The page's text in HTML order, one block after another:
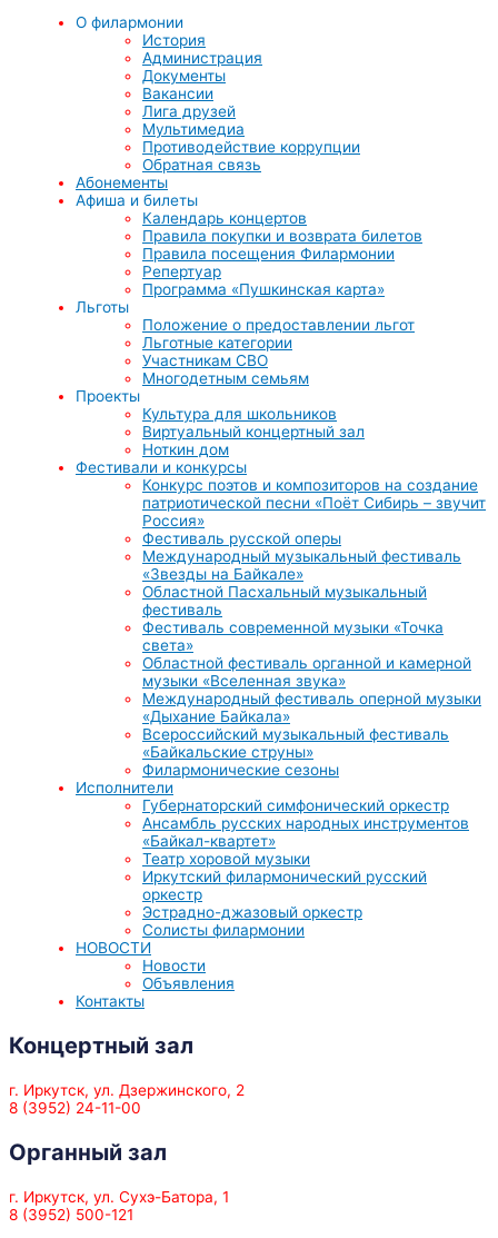
О филармонии
История
Администрация
Документы
Вакансии
Лига друзей
Мультимедиа
Противодействие коррупции
Обратная связь
Абонементы
Афиша и билеты
Календарь концертов
Правила покупки и возврата билетов
Правила посещения Филармонии
Репертуар
Программа «Пушкинская карта»
Льготы
Положение о предоставлении льгот
Льготные категории
Участникам СВО
Многодетным семьям
Проекты
Культура для школьников
Виртуальный концертный зал
Ноткин дом
Фестивали и конкурсы
Конкурс поэтов и композиторов на создание
патриотической песни «Поёт Сибирь – звучит
Россия»
Фестиваль русской оперы
Международный музыкальный фестиваль
«Звезды на Байкале»
Областной Пасхальный музыкальный
фестиваль
Фестиваль современной музыки «Точка
света»
Областной фестиваль органной и камерной
музыки «Вселенная звука»
Международный фестиваль оперной музыки
«Дыхание Байкала»
Всероссийский музыкальный фестиваль
«Байкальские струны»
Филармонические сезоны
Исполнители
Губернаторский симфонический оркестр
Ансамбль русских народных инструментов
«Байкал-квартет»
Театр хоровой музыки
Иркутский филармонический русский
оркестр
Эстрадно-джазовый оркестр
Солисты филармонии
НОВОСТИ
Новости
Объявления
Контакты
Концертный зал
г. Иркутск, ул. Дзержинского, 2
8 (3952) 24-11-00
Органный зал
г. Иркутск, ул. Сухэ-Батора, 1
8 (3952) 500-121